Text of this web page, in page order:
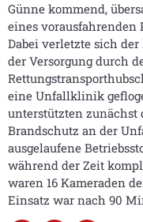
Günne kommend,
eines vorausfahrenden
Dabei verletzte sich
der Versorgung durch
eine Unfallklinik
unterstützten zunächst
Brandschutz an der
ausgelaufene
während der Zeit
waren 16 Kameraden
Einsatz war nach 90